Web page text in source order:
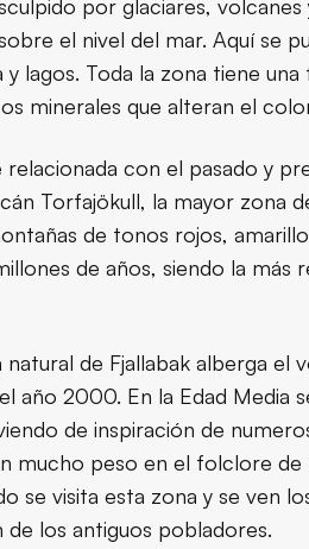
por glaciares, volcanes
el nivel del mar. Aquí se
lagos. Toda la zona tiene
minerales que alteran el
con el pasado y
Torfajökull, la mayor zona
de tonos rojos,
de años, siendo la más
de Fjallabak alberga el
año 2000. En la Edad Media
de inspiración de
mucho peso en el folclore de
se visita esta zona y se ven
los antiguos pobladores.